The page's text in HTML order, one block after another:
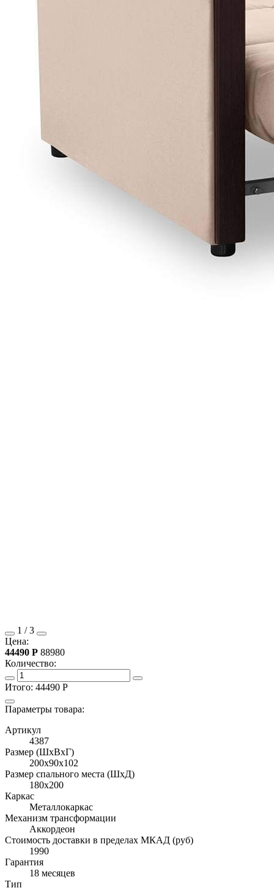
1 /3
Цена:
44490 Р 88980
Количество:
Итого: 44490 Р
Параметры товара:
Артикул
4387
Размер (ШхВхГ)
200x90x102
Размер спального места (ШхД)
180x200
Каркас
Металлокаркас
Механизм трансформации
Аккордеон
Стоимость доставки в пределах МКАД (руб)
1990
Гарантия
18 месяцев
Тип